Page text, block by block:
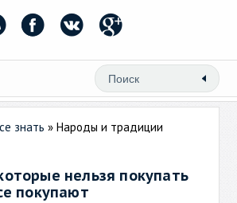
знать » Народы и традиции
нельзя покупать
покупают